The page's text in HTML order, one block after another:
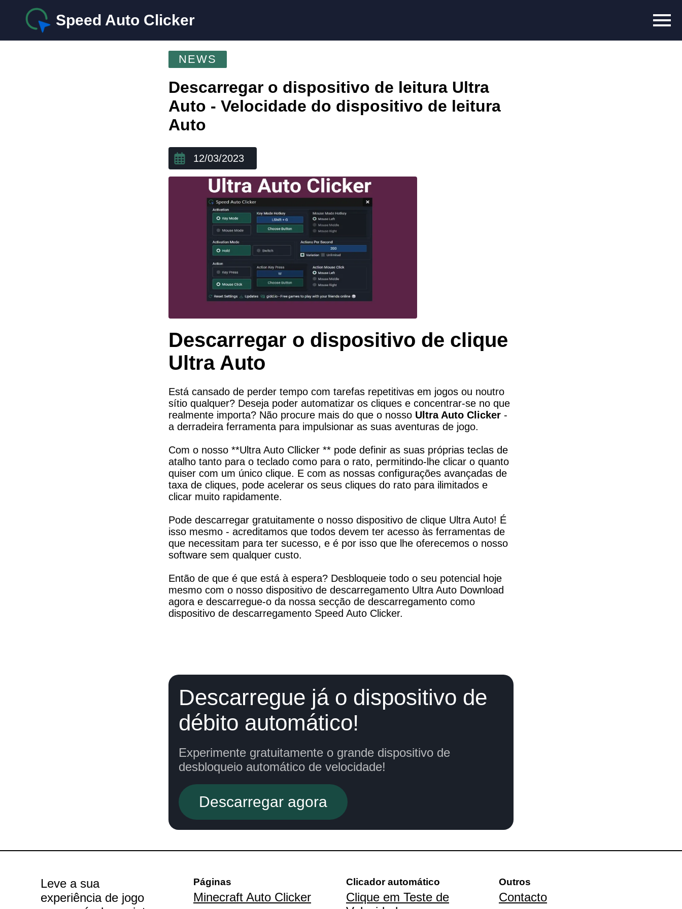
Speed Auto Clicker
NEWS
Descarregar o dispositivo de leitura Ultra
Auto - Velocidade do dispositivo de leitura
Auto
12/03/2023
Descarregar o dispositivo de clique
Ultra Auto
Está cansado de perder tempo com tarefas repetitivas em jogos ou noutro
sítio qualquer? Deseja poder automatizar os cliques e concentrar-se no que
realmente importa? Não procure mais do que o nosso Ultra Auto Clicker -
a derradeira ferramenta para impulsionar as suas aventuras de jogo.
Com o nosso **Ultra Auto Cllicker ** pode definir as suas próprias teclas de
atalho tanto para o teclado como para o rato, permitindo-lhe clicar o quanto
quiser com um único clique. E com as nossas configurações avançadas de
taxa de cliques, pode acelerar os seus cliques do rato para ilimitados e
clicar muito rapidamente.
Pode descarregar gratuitamente o nosso dispositivo de clique Ultra Auto! É
isso mesmo - acreditamos que todos devem ter acesso às ferramentas de
que necessitam para ter sucesso, e é por isso que lhe oferecemos o nosso
software sem qualquer custo.
Então de que é que está à espera? Desbloqueie todo o seu potencial hoje
mesmo com o nosso dispositivo de descarregamento Ultra Auto Download
agora e descarregue-o da nossa secção de descarregamento como
dispositivo de descarregamento Speed Auto Clicker.
Descarregue já o dispositivo de
débito automático!
Experimente gratuitamente o grande dispositivo de
desbloqueio automático de velocidade!
Descarregar agora
Leve a sua
experiência de jogo
Páginas
Minecraft Auto Clicker
Clicador automático
Clique em Teste de
Outros
Contacto